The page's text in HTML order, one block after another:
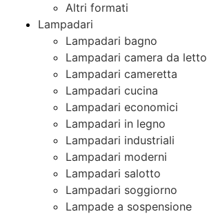
Altri formati
Lampadari
Lampadari bagno
Lampadari camera da letto
Lampadari cameretta
Lampadari cucina
Lampadari economici
Lampadari in legno
Lampadari industriali
Lampadari moderni
Lampadari salotto
Lampadari soggiorno
Lampade a sospensione